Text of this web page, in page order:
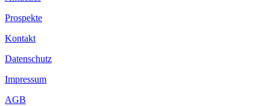
Prospekte
Kontakt
Datenschutz
Impressum
AGB